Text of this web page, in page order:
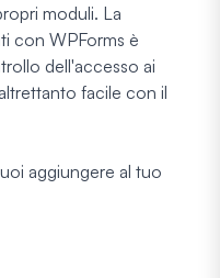
moduli. La
con WPForms è
dell'accesso ai
facile con il
aggiungere al tuo